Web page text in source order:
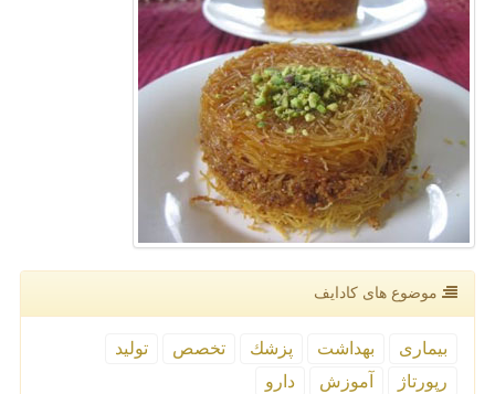
موضوع های كادایف
بیماری بهداشت پزشك تخصص
تولید
رپورتاژ
آموزش دارو